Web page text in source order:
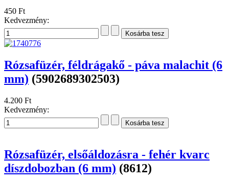
450 Ft
Kedvezmény:
Rózsafüzér, féldrágakő - páva malachit (6
mm) (5902689302503)
4.200 Ft
Kedvezmény:
Rózsafüzér, elsőáldozásra - fehér kvarc
díszdobozban (6 mm) (8612)